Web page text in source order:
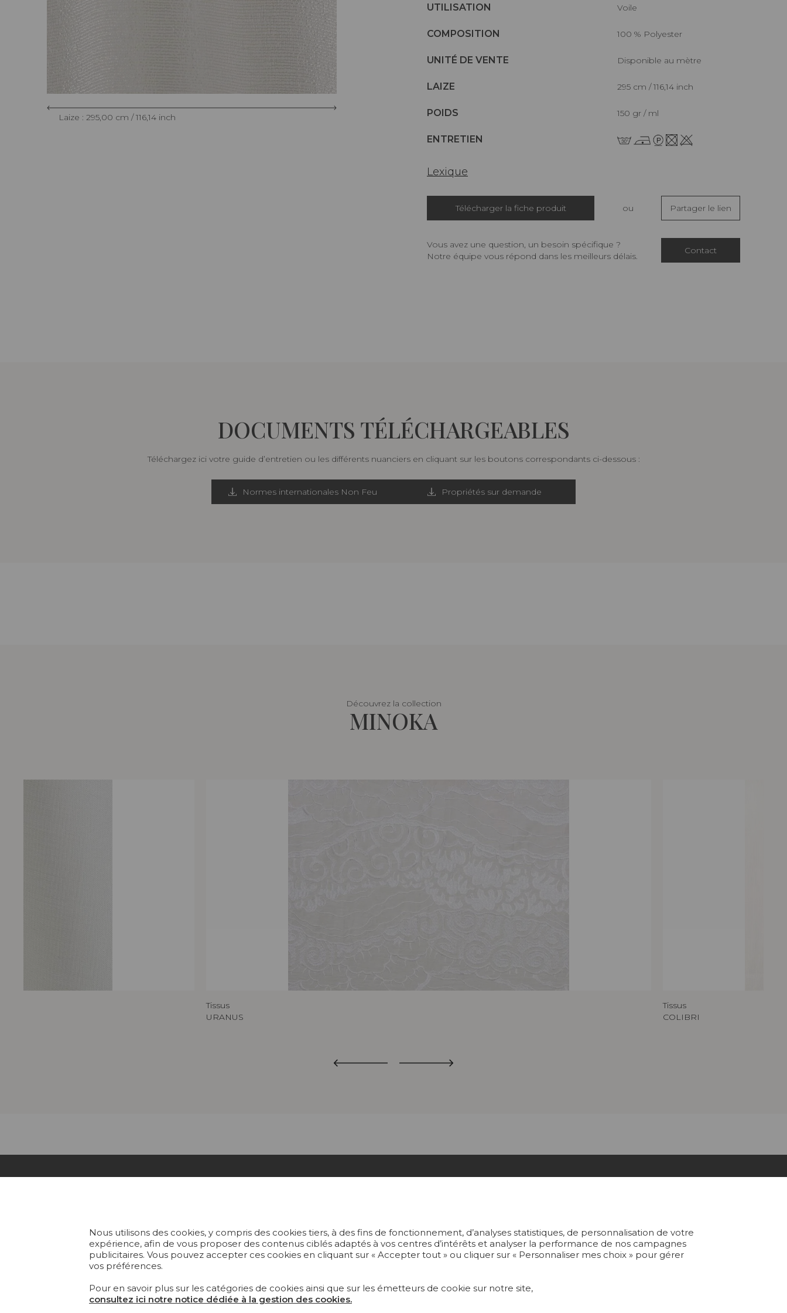
Laize : 295,00 cm / 116,14 inch
UTILISATION Voile
COMPOSITION 100 % Polyester
UNITÉ DE VENTE Disponible au mètre
LAIZE 295 cm / 116,14 inch
POIDS 150 gr / ml
ENTRETIEN
Lexique
Télécharger la fiche produit ou Partager le lien
Vous avez une question, un besoin spécifique ?
Notre équipe vous répond dans les meilleurs délais.
Contact
DOCUMENTS TÉLÉCHARGEABLES
Téléchargez ici votre guide d’entretien ou les différents nuanciers en cliquant sur les boutons correspondants ci-dessous :
Normes internationales Non Feu Propriétés sur demande
Découvrez la collection
MINOKA
Tissus
URANUS
Tissus
COLIBRI
Fondée en 1935, Pierre Frey est
une Maison française à
l’éclectisme assumé qui crée,
édite et fabrique des étoffes, des
papiers peints, des tapis sur-
mesure et du mobilier
TISSUS
PAPIERS PEINTS
TAPIS ET MOQUETTES
MOBILIER
SUR-MESURE
MAGAZINE
LA MAISON
Je m'abonne
Nous utilisons des cookies, y compris des cookies tiers, à des fins de fonctionnement, d’analyses statistiques, de personnalisation de votre
expérience, afin de vous proposer des contenus ciblés adaptés à vos centres d’intérêts et analyser la performance de nos campagnes
publicitaires. Vous pouvez accepter ces cookies en cliquant sur « Accepter tout » ou cliquer sur « Personnaliser mes choix » pour gérer
vos préférences.
Pour en savoir plus sur les catégories de cookies ainsi que sur les émetteurs de cookie sur notre site,
consultez ici notre notice dédiée à la gestion des cookies.